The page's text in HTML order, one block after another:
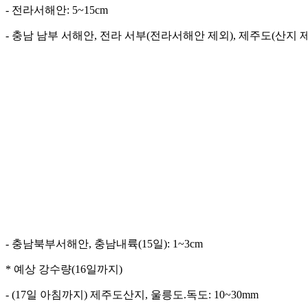
- 전라서해안: 5~15cm
- 충남 남부 서해안, 전라 서부(전라서해안 제외), 제주도(산지
- 충남북부서해안, 충남내륙(15일): 1~3cm
* 예상 강수량(16일까지)
- (17일 아침까지) 제주도산지, 울릉도.독도: 10~30mm